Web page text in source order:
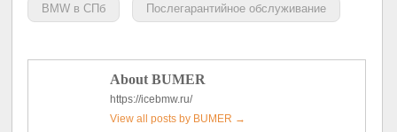
BMW в СПб Послегарантийное обслуживание
About BUMER
https://icebmw.ru/
View all posts by BUMER →